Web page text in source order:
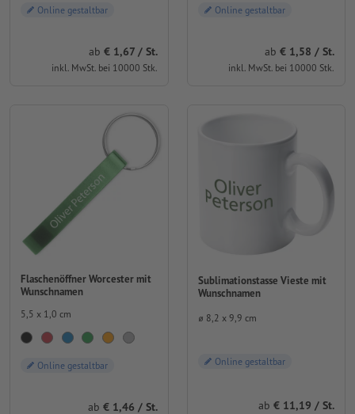
Online gestaltbar
ab 1,67 / St.
inkl. MwSt. bei 10000 Stk.
Online gestaltbar
ab 1,58 / St.
inkl. MwSt. bei 10000 Stk.
Flaschenöffner Worcester mit
Wunschnamen
5,5 x 1,0 cm
Online gestaltbar
ab 1,46 / St.
Sublimationstasse Vieste mit
Wunschnamen
⌀ 8,2 x 9,9 cm
Online gestaltbar
ab 11,19 / St.